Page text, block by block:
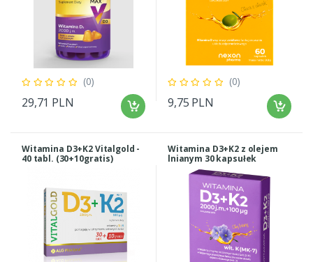
(0)
29,71 PLN
(0)
9,75 PLN
Witamina D3+K2 Vitalgold -
40 tabl. (30+10gratis)
Witamina D3+K2 z olejem
lnianym 30 kapsułek